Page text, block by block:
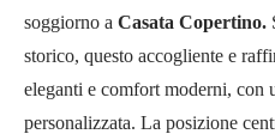
soggiorno a Casata Copertino.
storico, questo accogliente e
eleganti e comfort moderni, con
personalizzata. La posizione